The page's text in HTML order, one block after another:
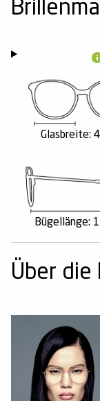
Glasbreite:
Bügellänge:
Über die